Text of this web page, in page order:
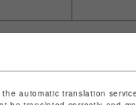
automatic translation